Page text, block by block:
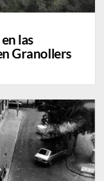
las
Granollers